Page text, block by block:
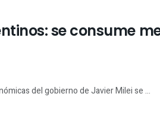
se consume
del gobierno de Javier Milei se ...